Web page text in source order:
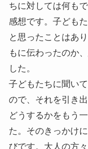
ちに対しては何も
感想です。子ども
と思ったことはあ
もに伝わったのか
した。
子どもたちに聞い
ので、それを引き
どうするかをもう
た。そのきっかけ
びです。大人の方